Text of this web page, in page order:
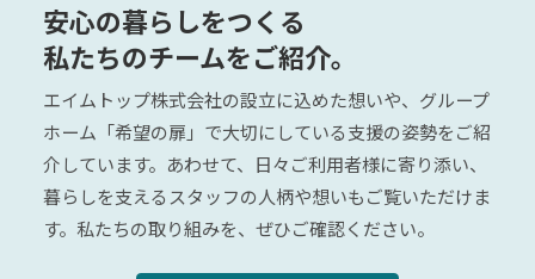
安心の暮らしをつくる
私たちのチームをご紹介。
エイムトップ株式会社の設立に込めた想いや、グループ
ホーム「希望の扉」で大切にしている支援の姿勢をご紹
介しています。あわせて、日々ご利用者様に寄り添い、
暮らしを支えるスタッフの人柄や想いもご覧いただけま
す。私たちの取り組みを、ぜひご確認ください。